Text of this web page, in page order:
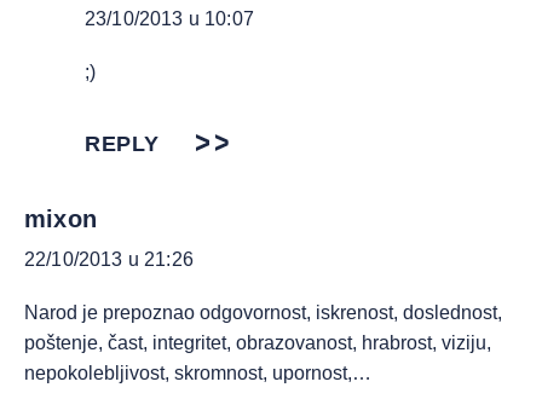
23/10/2013 u 10:07
;)
REPLY
mixon
22/10/2013 u 21:26
Narod je prepoznao odgovornost, iskrenost, doslednost,
poštenje, čast, integritet, obrazovanost, hrabrost, viziju,
nepokolebljivost, skromnost, upornost,…